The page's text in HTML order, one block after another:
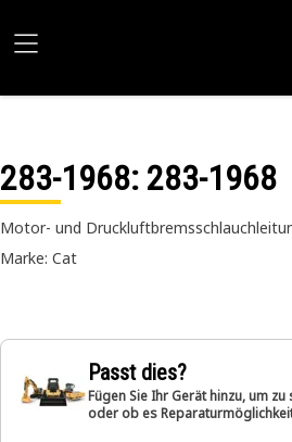
283-1968: 283-1968
Motor- und
Marke: Cat
Passt dies?
Fügen Sie Ihr Gerät hinzu, um
oder ob es